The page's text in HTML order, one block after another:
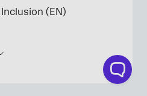
(EN)